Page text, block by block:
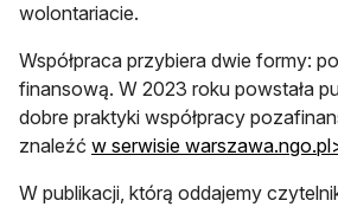
wolontariacie.
Współpraca przybiera dwie formy:
finansową. W 2023 roku powstała
dobre praktyki współpracy
znaleźć w serwisie
W publikacji, którą oddajemy